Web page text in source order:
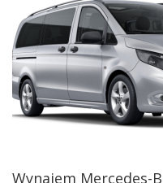
Wynajem Mercedes-